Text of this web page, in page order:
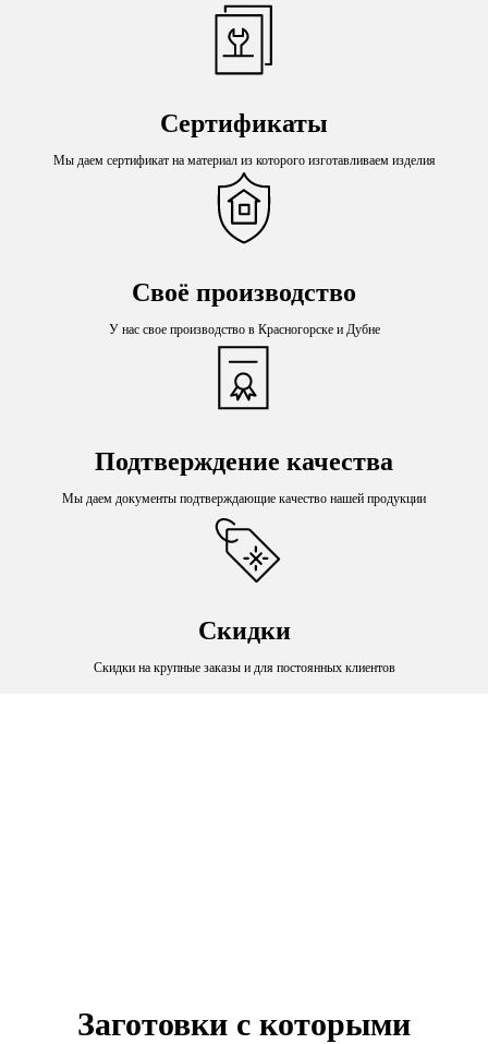
Сертификаты
Мы даем сертификат на материал из которого изготавливаем изделия
Своё производство
У нас свое производство в Красногорске и Дубне
Подтверждение качества
Мы даем документы подтверждающие качество нашей продукции
Скидки
Скидки на крупные заказы и для постоянных клиентов
Заготовки с которыми